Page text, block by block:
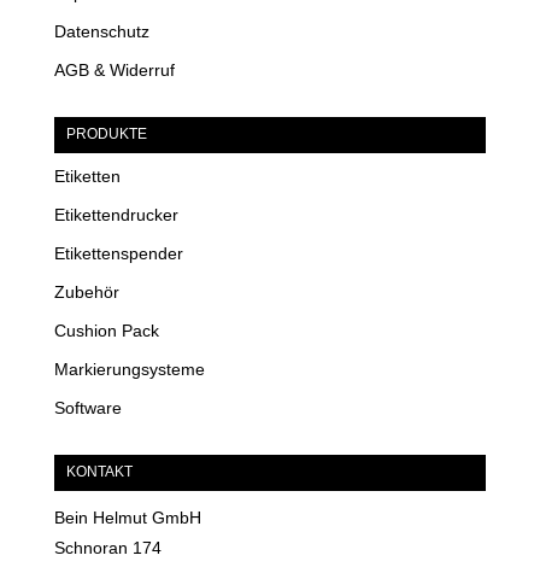
Datenschutz
AGB & Widerruf
PRODUKTE
Etiketten
Etikettendrucker
Etikettenspender
Zubehör
Cushion Pack
Markierungsysteme
Software
KONTAKT
Bein Helmut GmbH
Schnoran 174